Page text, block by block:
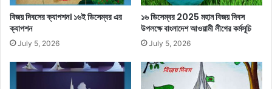
বিজয় দিবসের ক্যাপশন। ১৬ই ডিসেম্বর এর
ক্যাপশন
July 5, 2026
১৬ ডিসেম্বর 2025 মহান বিজয় দিবস
উপলক্ষে বাংলাদেশ আওয়ামী লীগের কর্মসূচি
July 5, 2026